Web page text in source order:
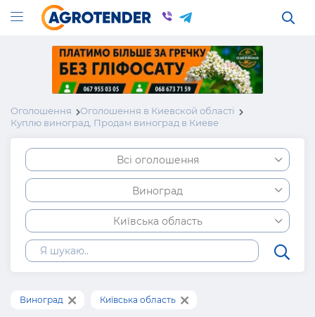
Оголошення
Оголошення в Киевской області
Куплю виноград, Продам виноград в Киеве
Всі оголошення
Виноград
Київська область
Виноград Київська область